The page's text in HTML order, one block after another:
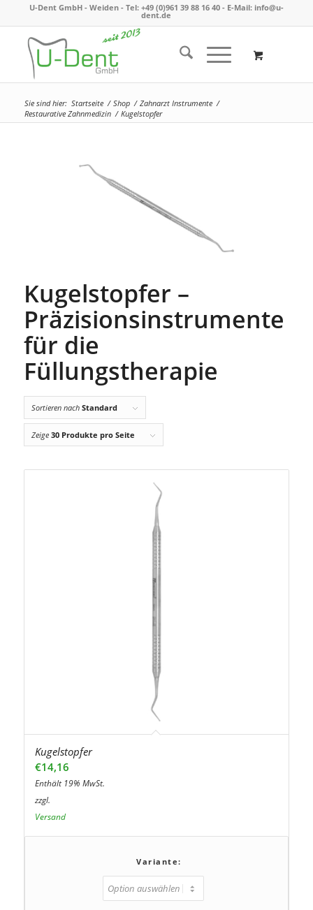
U-Dent GmbH - Weiden - Tel: +49 (0)961 39 88 16 40- E-Mail: info@u-
dent.de
Sie sind hier: Startseite / Shop / Zahnarzt Instrumente /
Restaurative Zahnmedizin / Kugelstopfer
Kugelstopfer –
Präzisionsinstrumente
für die
Füllungstherapie
Sortieren nach Standard
Zeige 30 Produkte pro Seite
Kugelstopfer
€14,16
Enthält 19% MwSt.
zzgl.
Versand
Variante: